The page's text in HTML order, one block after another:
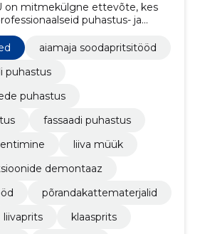
on mitmekülgne ettevõte, kes
puhastus- ja
sealhulgas alates aiamajade
alumiiniumvelgede puhastusest
puhastuseni.
aiamaja soodapritsitööd
puhastus
puhastus
fassaadi puhastus
liiva müük
demontaaz
põrandakattematerjalid
liivaprits
klaasprits